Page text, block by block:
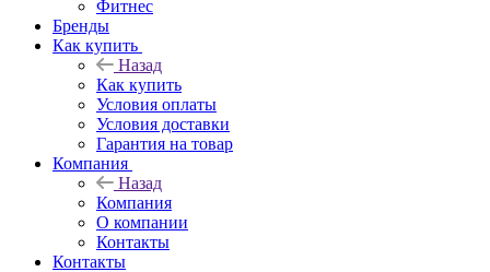
Фитнес
Бренды
Как купить
Назад
Как купить
Условия оплаты
Условия доставки
Гарантия на товар
Компания
Назад
Компания
О компании
Контакты
Контакты